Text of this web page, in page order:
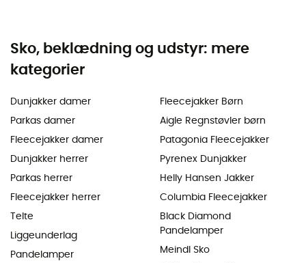
Sko, beklædning og udstyr: mere
kategorier
Dunjakker damer
Parkas damer
Fleecejakker damer
Dunjakker herrer
Parkas herrer
Fleecejakker herrer
Telte
Liggeunderlag
Pandelamper
Fleecejakker Børn
Aigle Regnstøvler børn
Patagonia Fleecejakker
Pyrenex Dunjakker
Helly Hansen Jakker
Columbia Fleecejakker
Black Diamond
Pandelamper
Meindl Sko